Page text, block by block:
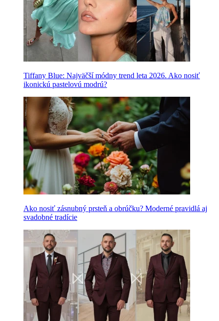
Tiffany Blue: Najväčší módny trend leta 2026. Ako nosiť
ikonickú pastelovú modrú?
Ako nosiť zásnubný prsteň a obrúčku? Moderné pravidlá aj
svadobné tradície